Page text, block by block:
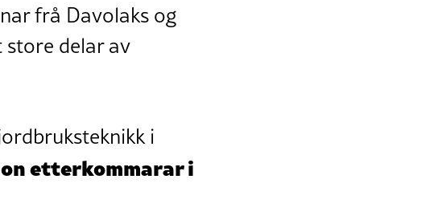
frå Davolaks og
delar av
i
etterkommarar i